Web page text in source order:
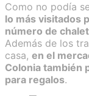
Como no podía
lo más visitados
número de
Además de los
casa, en el
Colonia también
para regalos.